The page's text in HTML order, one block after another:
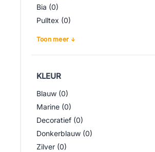
Bia (0)
Pulltex (0)
Toon meer
KLEUR
Blauw (0)
Marine (0)
Decoratief (0)
Donkerblauw (0)
Zilver (0)